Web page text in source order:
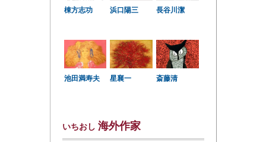
棟方志功 浜口陽三 長谷川潔
池田満寿夫 星襄一 斎藤清
いちおし 海外作家